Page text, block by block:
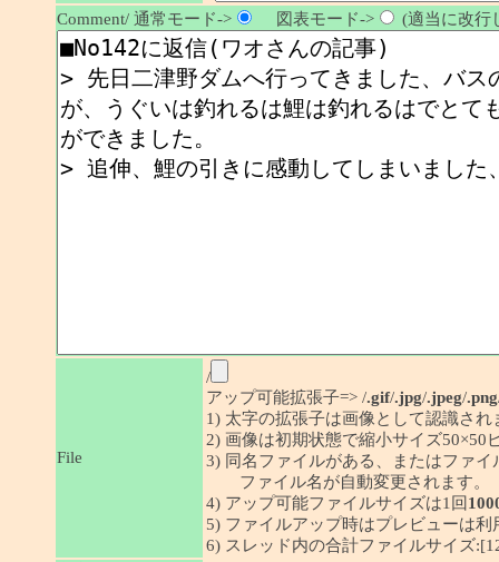
Comment/ 通常モード->
図表モード-> (適当に改行
File
/
アップ可能拡張子=> /.gif/.jpg/.jpeg/.png
1) 太字の拡張子は画像として認識され
2) 画像は初期状態で縮小サイズ50×50
3) 同名ファイルがある、またはファ
ファイル名が自動変更されます。
4) アップ可能ファイルサイズは1回
5) ファイルアップ時はプレビューは利
6) スレッド内の合計ファイルサイズ